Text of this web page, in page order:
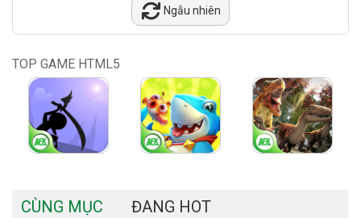
Ngẫu nhiên
TOP GAME HTML5
CÙNG MỤC ĐANG HOT